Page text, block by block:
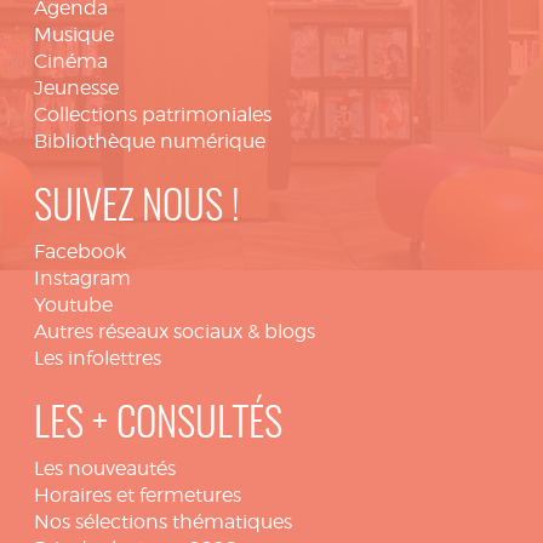
Agenda
Musique
Cinéma
Jeunesse
Collections patrimoniales
Bibliothèque numérique
SUIVEZ NOUS !
Facebook
Instagram
Youtube
Autres réseaux sociaux & blogs
Les infolettres
LES + CONSULTÉS
Les nouveautés
Horaires et fermetures
Nos sélections thématiques